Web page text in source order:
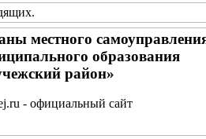
.
местного
образования
район»
- официальный сайт